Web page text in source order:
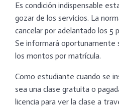
Es condición indispensable
gozar de los servicios. La
cancelar por adelantado los 5
Se informará oportunamente
los montos por matrícula.
Como estudiante cuando se
sea una clase gratuita o
licencia para ver la clase a